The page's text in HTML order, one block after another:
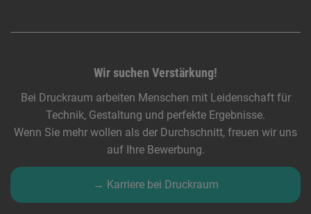
Wir suchen Verstärkung!
Bei Druckraum arbeiten Menschen mit Leidenschaft für
Technik, Gestaltung und perfekte Ergebnisse.
Wenn Sie mehr wollen als der Durchschnitt, freuen wir uns
auf Ihre Bewerbung.
→ Karriere bei Druckraum